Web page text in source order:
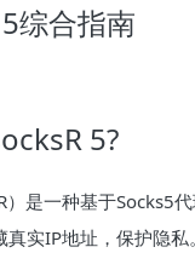
综合指南
5?
）是一种基于
实IP地址，保护隐私。